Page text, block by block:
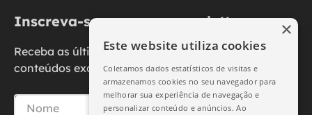
Inscreva-se na nossa newsletter
Receba as últimas novidades, promoções e
conteúdos exclusivos diretamente no seu e-mail.
Este website utiliza cookies
Coletamos dados estatísticos de visitas e
armazenamos cookies no seu navegador para
melhorar sua experiência de navegação e
personalizar conteúdo e anúncios. Ao
×